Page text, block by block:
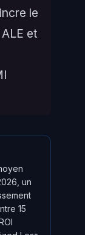
le
et
un
15